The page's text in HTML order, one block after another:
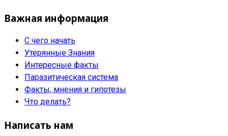
Важная информация
С чего начать
Утерянные Знания
Интересные факты
Паразитическая система
Факты, мнения и гипотезы
Что делать?
Написать нам